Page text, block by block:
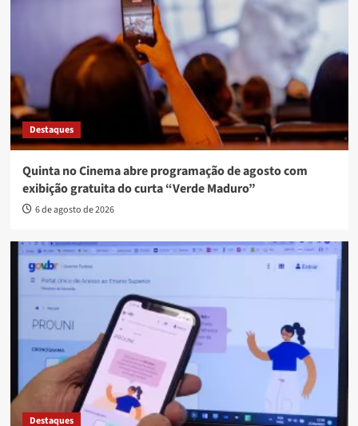
Destaques
Quinta no Cinema abre programação de agosto com
exibição gratuita do curta “Verde Maduro”
6 de agosto de 2026
Destaques